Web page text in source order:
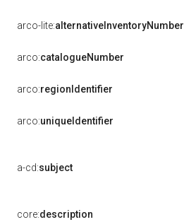
arco-lite:alternativeInventoryNumber
arco:catalogueNumber
arco:regionIdentifier
arco:uniqueIdentifier
a-cd:subject
core:description